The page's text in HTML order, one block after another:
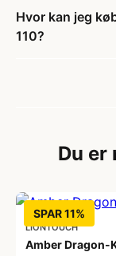
Hvor kan jeg
110?
Du er
SPAR 11%
LIONTOUCH
Amber Dragon-